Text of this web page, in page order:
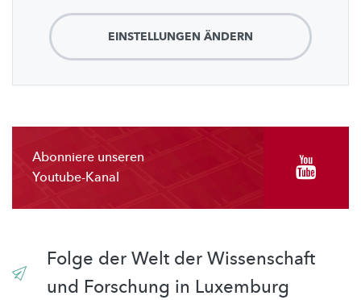
EINSTELLUNGEN ÄNDERN
Abonniere unseren
Youtube-Kanal
Folge der Welt der Wissenschaft
und Forschung in Luxemburg